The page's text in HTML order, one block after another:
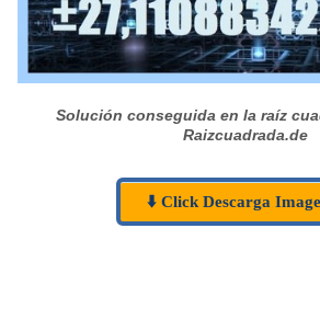
Solución conseguida en la raíz
Raizcuadrada.de
⬇️ Click Descarga